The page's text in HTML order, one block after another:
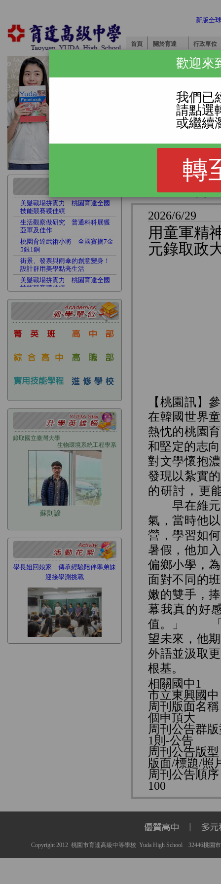
歡迎來
我們已
請點選
或繼續
轉
新版全
首頁 關於育達 行政單位
美髮戰場拚實力 桃園育達全國
技能競賽獲佳績
生活觀察做研究 普通科科展獲
亞軍及佳作
桃園育達武術小將 全國賽摘7金
5銀1銅
街景、發票與雨傘的創意變身！
設計群用美學點亮生活
美髮戰場拚實力 桃園育達全國
技能競賽獲佳績
生活觀察做研究 普通科科展獲
桃園育達武術小將 全國賽摘7金
街景、發票與雨傘的創意變身！
錄取 國立臺灣大學
生物環境系統工程學系
蘇則諺
國立臺灣大學
生物機電工程
市立平興國中
學長姐回娘家 傳承經驗陪伴學弟妹
迎接學測挑戰
首頁>
元錄取政大外交系
2026/6/29
用童軍精
元錄取政
【桃園訊】
在韓國世界
熱忱的桃園
和堅定的志
對文學懷抱
發現以紮實
的研討，更
早在維元
氣，當時他
營，學習如
暑假，他加
偏鄉小學，
面對不同的
嫩的雙手，
幕我真的好
值。」 「一
望未來，他
外語並汲取
根基。
相關國中1
市立東興國中
周刊版面名稱
個申頂大
周刊公告群
1則-公告
周刊公告版型
版面/標題/照
周刊公告順序
100
Copyright 2012 桃園市育達高級中等學校 Yuda High School 32446桃